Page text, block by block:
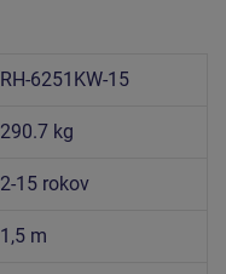
RH-6251KW-15
290.7 kg
2-15 rokov
1,5 m